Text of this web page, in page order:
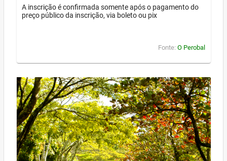
A inscrição é confirmada somente após o pagamento do
preço público da inscrição, via boleto ou pix
Fonte: O Perobal